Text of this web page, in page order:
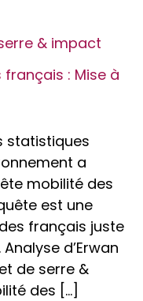
& impact
: Mise à
statistiques
a
mobilité des
est une
français juste
d’Erwan
de serre &
des […]